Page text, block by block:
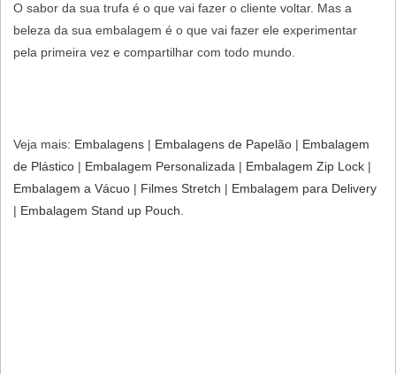
O sabor da sua trufa é o que vai fazer o cliente voltar. Mas a
beleza da sua embalagem é o que vai fazer ele experimentar
pela primeira vez e compartilhar com todo mundo.
Veja mais: Embalagens | Embalagens de Papelão ​ | Embalagem
de Plástico ​ | Embalagem Personalizada​ | Embalagem Zip Lock ​ |
Embalagem a Vácuo | Filmes Stretch | Embalagem para Delivery
| Embalagem Stand up Pouch